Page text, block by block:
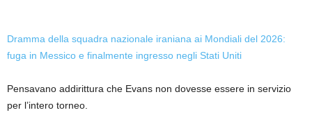
Dramma della squadra nazionale iraniana ai Mondiali del 2026:
fuga in Messico e finalmente ingresso negli Stati Uniti
Pensavano addirittura che Evans non dovesse essere in servizio
per l’intero torneo.